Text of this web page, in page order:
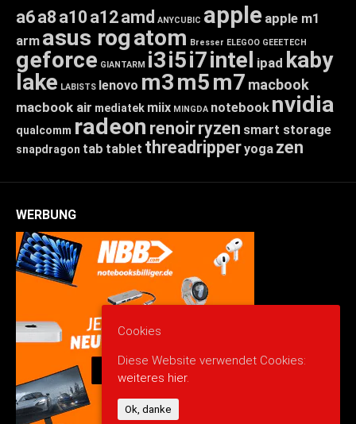
a6a8 a10 a12amd ANYCUBIC apple apple m1
arm asus rogatom Bresser ELEGOO GEEETECH
geforce GIANTARM i3i5i7intel ipad kaby
lake LABISTS lenovo m3m5m7 macbook
macbook air mediatek miix MINGDA notebook nvidia
qualcomm radeon renoirryzen smart storage
snapdragon tab tablet threadripperyoga zen
WERBUNG
Cookies
Diese Website verwendet Cookies:
weiteres hier.
Ok, danke